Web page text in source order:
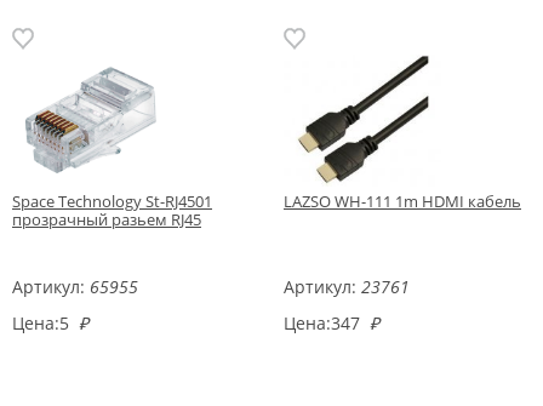
Space Technology St-RJ4501
прозрачный разьем RJ45
Артикул: 65955
Цена:5 ₽
LAZSO WH-111 1m HDMI кабель
Артикул: 23761
Цена:347 ₽